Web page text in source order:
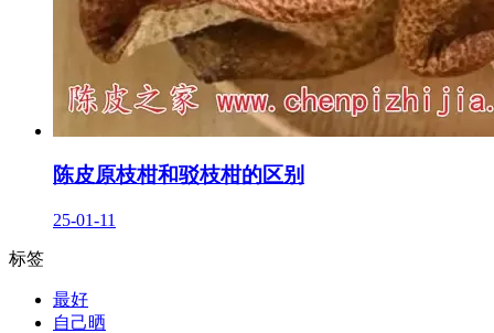
陈皮原枝柑和驳枝柑的区别
25-01-11
标签
最好
自己晒